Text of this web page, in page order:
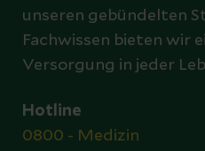
unseren gebündelten
Fachwissen bieten wir
Versorgung in jeder
Hotline
0800 - Medizin